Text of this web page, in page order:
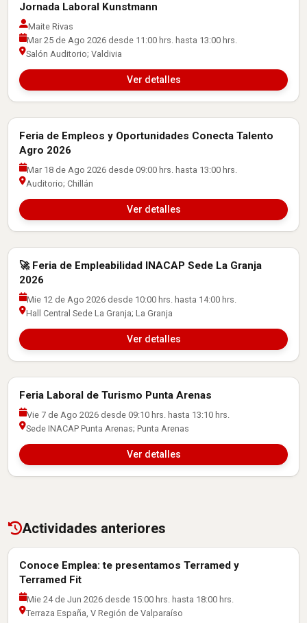
Actividades con Empresas
Jornada Laboral Kunstmann
Maite Rivas
Mar 25 de Ago 2026 desde 11:00 hrs. hasta 13:00 hrs.
Salón Auditorio; Valdivia
Ver detalles
Actividades con Empresas
Feria de Empleos y Oportunidades Conecta Talento
Agro 2026
Mar 18 de Ago 2026 desde 09:00 hrs. hasta 13:00 hrs.
Auditorio; Chillán
Ver detalles
Actividades con Empresas
🚀 Feria de Empleabilidad INACAP Sede La Granja
2026
Mie 12 de Ago 2026 desde 10:00 hrs. hasta 14:00 hrs.
Hall Central Sede La Granja; La Granja
Ver detalles
Actividades con Empresas
Feria Laboral de Turismo Punta Arenas
Vie 7 de Ago 2026 desde 09:10 hrs. hasta 13:10 hrs.
Sede INACAP Punta Arenas; Punta Arenas
Ver detalles
Actividades anteriores
Actividades con Empresas
Conoce Emplea: te presentamos Terramed y
Terramed Fit
Mie 24 de Jun 2026 desde 15:00 hrs. hasta 18:00 hrs.
Terraza España, V Región de Valparaíso